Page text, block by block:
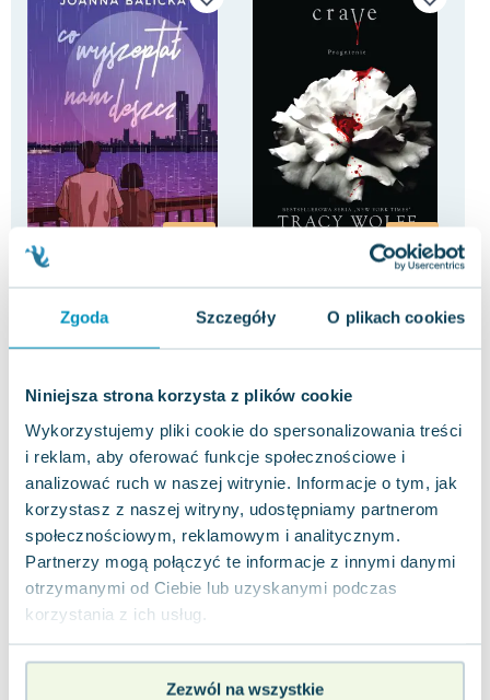
Zgoda Szczegóły O plikach cookies
Niniejsza strona korzysta z plików cookie
Wykorzystujemy pliki cookie do spersonalizowania treści
i reklam, aby oferować funkcje społecznościowe i
analizować ruch w naszej witrynie. Informacje o tym, jak
korzystasz z naszej witryny, udostępniamy partnerom
społecznościowym, reklamowym i analitycznym.
Partnerzy mogą połączyć te informacje z innymi danymi
otrzymanymi od Ciebie lub uzyskanymi podczas
korzystania z ich usług.
Zezwól na wszystkie
-20%
Co wyszeptał nam deszcz
Joanna Balicka
Miękka Pakujemy 10.08
Do koszyka
-80%
Tracy Wolff,Malwina Drozdowska
0.0
Miękka Pakujemy 10.08
Do koszyka
Opinie
użytkowników
recenzji